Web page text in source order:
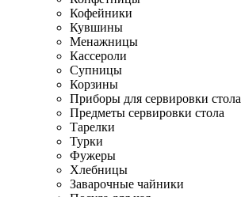
Кофейники
Кувшины
Менажницы
Кассероли
Супницы
Корзины
Приборы для сервировки стола
Предметы сервировки стола
Тарелки
Турки
Фужеры
Хлебницы
Заварочные чайники